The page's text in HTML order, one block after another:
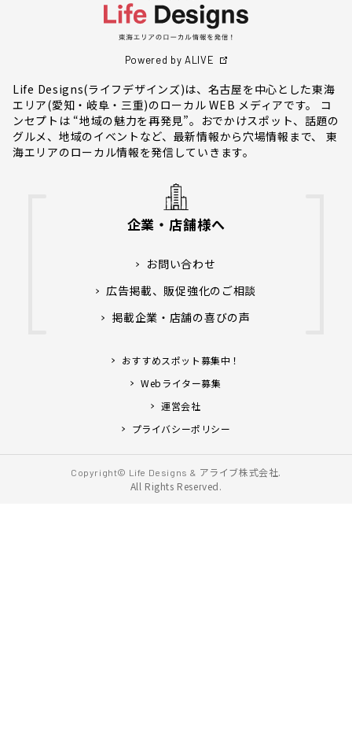
Powered by ALIVE
Life Designs(ライフデザインズ)は、名古屋を中心とした東海
エリア(愛知・岐阜・三重)のローカル WEB メディアです。 コ
ンセプトは “地域の魅力を再発見”。おでかけスポット、話題の
グルメ、地域のイベントなど、最新情報から穴場情報まで、 東
海エリアのローカル情報を発信していきます。
企業・店舗様へ
お問い合わせ
広告掲載、販促強化のご相談
掲載企業・店舗の喜びの声
おすすめスポット募集中！
Webライター募集
運営会社
プライバシーポリシー
Copyright© Life Designs & アライブ株式会社.
All Rights Reserved.